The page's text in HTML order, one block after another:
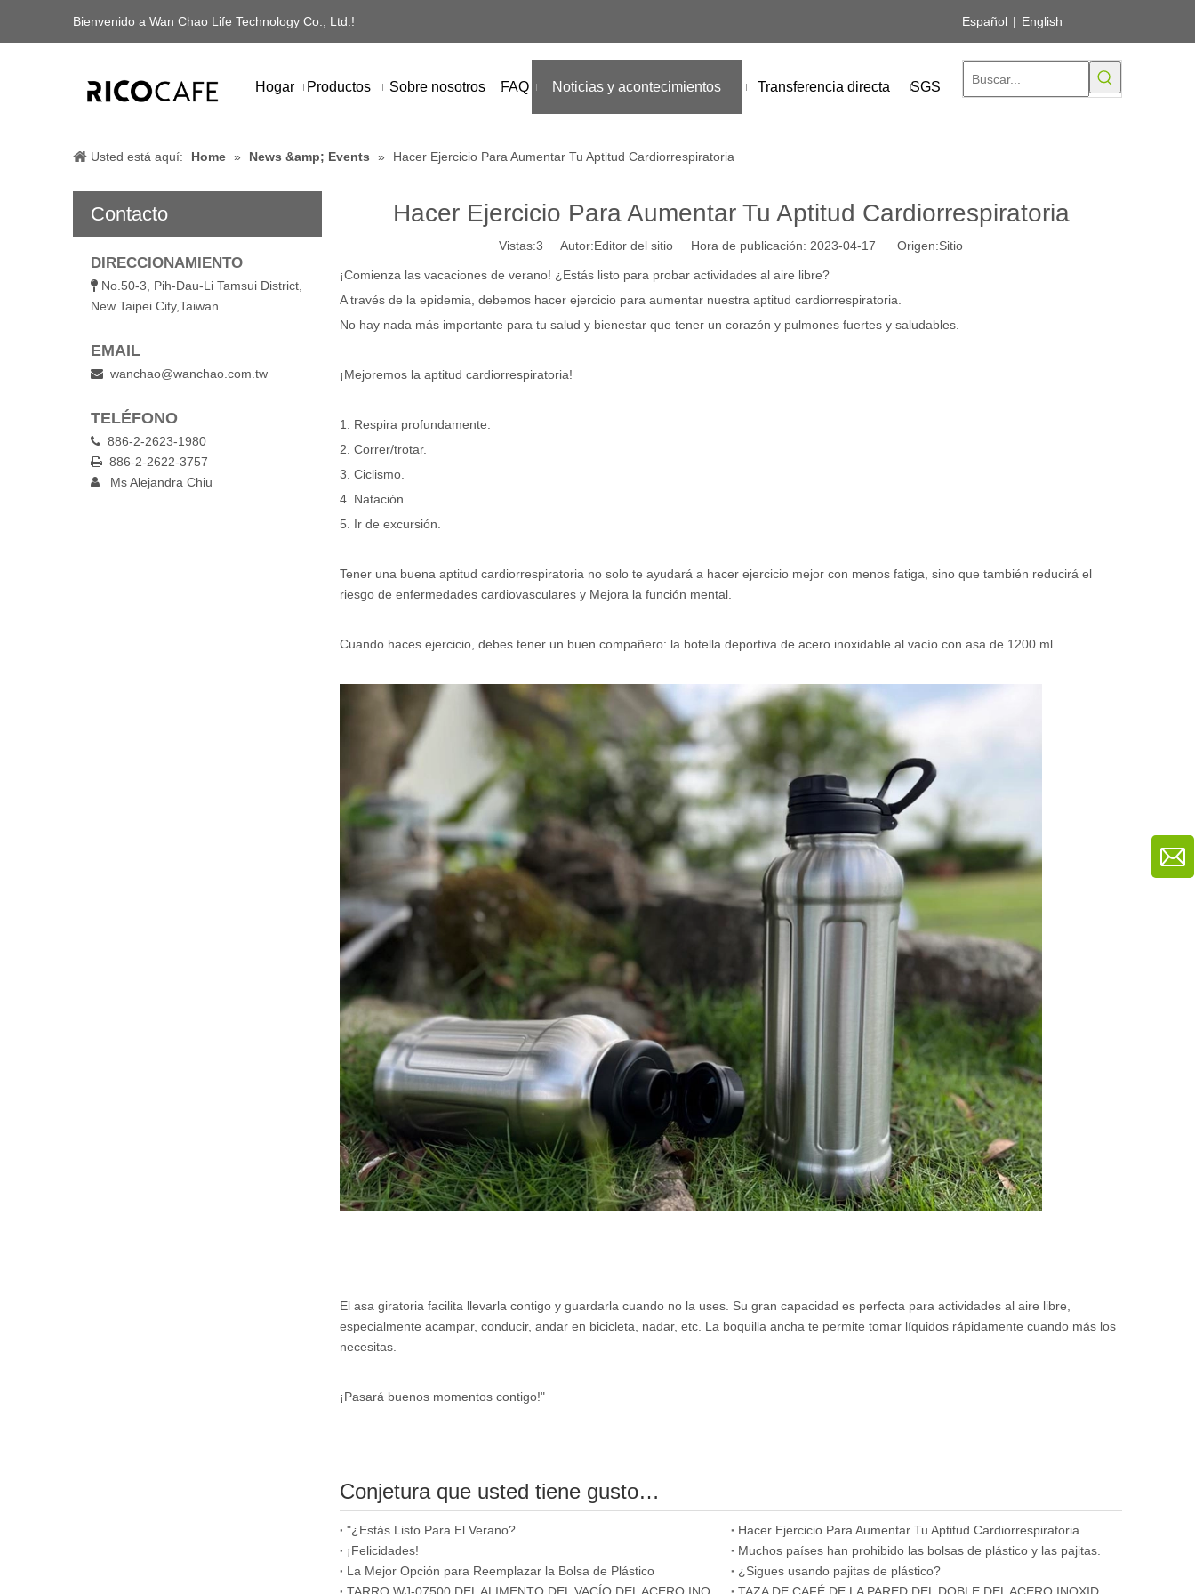
Bienvenido a Wan Chao Life Technology Co., Ltd.! Español | English
Hogar Productos Sobre nosotros FAQ Noticias y acontecimientos Transferencia directa SGS
Usted está aquí: Home » News &amp; Events » Hacer Ejercicio Para Aumentar Tu Aptitud Cardiorrespiratoria
Contacto
DIRECCIONAMIENTO
 No.50-3, Pih-Dau-Li Tamsui District,
New Taipei City,Taiwan
EMAIL
 wanchao@wanchao.com.tw
TELÉFONO
 886-2-2623-1980
 886-2-2622-3757
 Ms Alejandra Chiu
Hacer Ejercicio Para Aumentar Tu Aptitud Cardiorrespiratoria
Vistas:3 Autor:Editor del sitio Hora de publicación: 2023-04-17 Origen:Sitio
¡Comienza las vacaciones de verano! ¿Estás listo para probar actividades al aire libre?
A través de la epidemia, debemos hacer ejercicio para aumentar nuestra aptitud cardiorrespiratoria.
No hay nada más importante para tu salud y bienestar que tener un corazón y pulmones fuertes y saludables.
¡Mejoremos la aptitud cardiorrespiratoria!
1. Respira profundamente.
2. Correr/trotar.
3. Ciclismo.
4. Natación.
5. Ir de excursión.
Tener una buena aptitud cardiorrespiratoria no solo te ayudará a hacer ejercicio mejor con menos fatiga, sino que también reducirá el
riesgo de enfermedades cardiovasculares y Mejora la función mental.
Cuando haces ejercicio, debes tener un buen compañero: la botella deportiva de acero inoxidable al vacío con asa de 1200 ml.
El asa giratoria facilita llevarla contigo y guardarla cuando no la uses. Su gran capacidad es perfecta para actividades al aire libre,
especialmente acampar, conducir, andar en bicicleta, nadar, etc. La boquilla ancha te permite tomar líquidos rápidamente cuando más los
necesitas.
¡Pasará buenos momentos contigo!"
Conjetura que usted tiene gusto…
"¿Estás Listo Para El Verano?
Hacer Ejercicio Para Aumentar Tu Aptitud Cardiorrespiratoria
¡Felicidades!
Muchos países han prohibido las bolsas de plástico y las pajitas.
La Mejor Opción para Reemplazar la Bolsa de Plástico
¿Sigues usando pajitas de plástico?